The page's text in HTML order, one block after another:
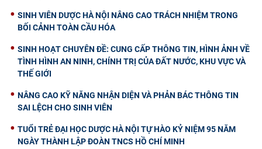
SINH VIÊN DƯỢC HÀ NỘI NÂNG CAO TRÁCH NHIỆM TRONG
BỐI CẢNH TOÀN CẦU HÓA
SINH HOẠT CHUYÊN ĐỀ: CUNG CẤP THÔNG TIN, HÌNH ẢNH VỀ
TÌNH HÌNH AN NINH, CHÍNH TRỊ CỦA ĐẤT NƯỚC, KHU VỰC VÀ
THẾ GIỚI
NÂNG CAO KỸ NĂNG NHẬN DIỆN VÀ PHẢN BÁC THÔNG TIN
SAI LỆCH CHO SINH VIÊN
TUỔI TRẺ ĐẠI HỌC DƯỢC HÀ NỘI TỰ HÀO KỶ NIỆM 95 NĂM
NGÀY THÀNH LẬP ĐOÀN TNCS HỒ CHÍ MINH